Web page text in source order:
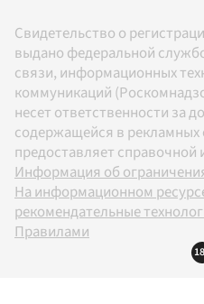
Свидетельство о
выдано федеральной
связи, информационных
коммуникаций
несет ответственности за
содержащейся в рекламных
предоставляет
Информация об
На информационном
рекомендательные
Правилами